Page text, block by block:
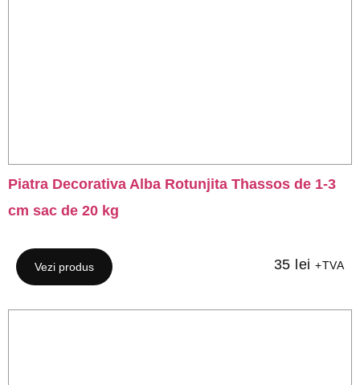
Piatra Decorativa Alba Rotunjita Thassos de 1-3
cm sac de 20 kg
Vezi produs 35 lei +TVA